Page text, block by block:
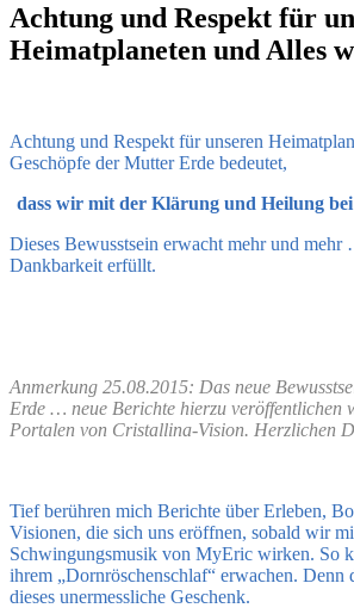
Achtung und Respekt für
Heimatplaneten und Alles
Achtung und Respekt für unseren
Geschöpfe der Mutter Erde bedeutet,
dass wir mit der Klärung und Heilung bei
Dieses Bewusstsein erwacht mehr und
Dankbarkeit erfüllt.
Anmerkung 25.08.2015: Das neue
Erde … neue Berichte hierzu veröffentlichen
Portalen von Cristallina-Vision. Herzlichen
Tief berühren mich Berichte über Erleben,
Visionen, die sich uns eröffnen, sobald wir
Schwingungsmusik von MyEric wirken. So
ihrem „Dornröschenschlaf“ erwachen. Denn
dieses unermessliche Geschenk.